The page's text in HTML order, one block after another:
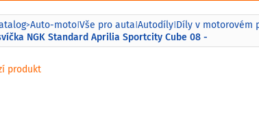
>Auto-moto|Vše pro auta|Autodíly|Díly v motorovém
NGK Standard Aprilia Sportcity Cube 08 -
produkt